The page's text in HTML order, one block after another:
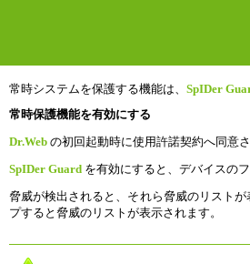
常時システムを保護する機能は、 SpIDer
常時保護機能を有効にする
Dr.Web の初回起動時に使用許諾契約へ同意
SpIDer Guard を有効にすると、デバイスの
脅威が検出されると、それら脅威のリスト
プすると脅威のリストが表示されます。